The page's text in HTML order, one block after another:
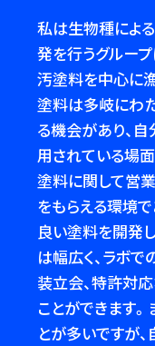
私は生物種によ
発を行うグルー
汚塗料を中心に
塗料は多岐にわ
る機会があり、
用されている場
塗料に関して営
をもらえる環境
良い塗料を開発
は幅広く、ラボ
装立会、特許対
ことができます
とが多いですが